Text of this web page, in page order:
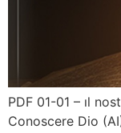
PDF 01-01 – ıl
Conoscere Dio